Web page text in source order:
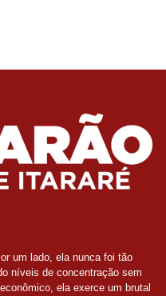
um lado, ela nunca foi tão
níveis de concentração sem
ela exerce um brutal